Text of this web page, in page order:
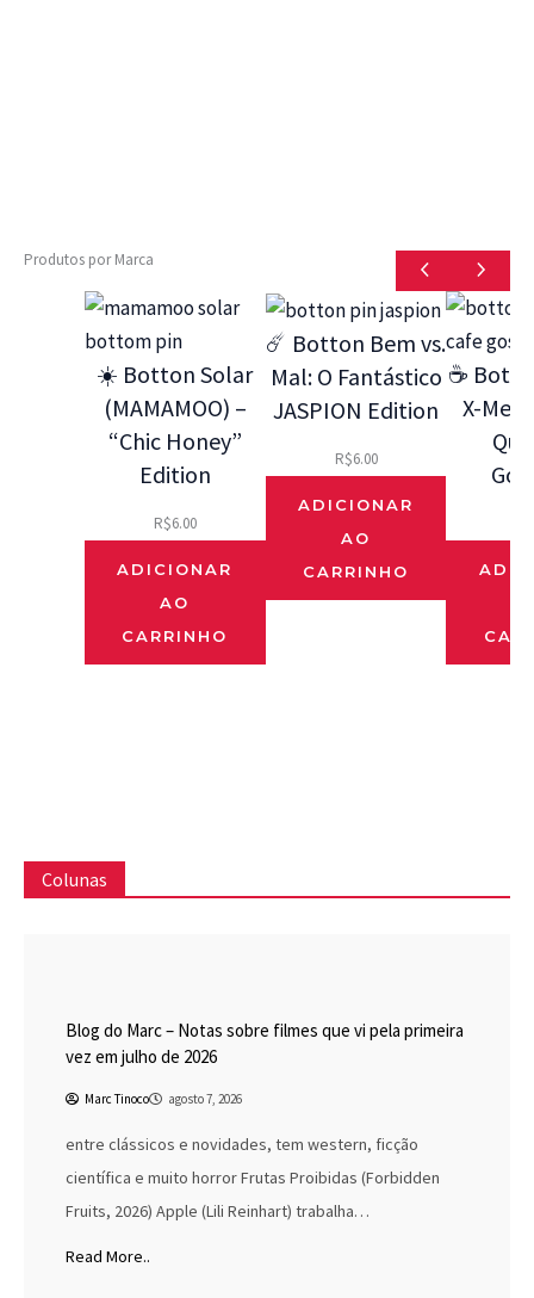
Produtos por Marca
☀️ Botton Solar
(MAMAMOO) –
“Chic Honey”
Edition
R$6.00
ADICIONAR
AO
CARRINHO
☄️ Botton Bem vs.
Mal: O Fantástico
JASPION Edition
R$6.00
ADICIONAR
AO
CARRINHO
☕
X-Men
Colunas
Blog do Marc – Notas sobre filmes que vi pela primeira
vez em julho de 2026
Marc Tinoco agosto 7, 2026
entre clássicos e novidades, tem western, ficção
científica e muito horror Frutas Proibidas (Forbidden
Fruits, 2026) Apple (Lili Reinhart) trabalha…
Read More..